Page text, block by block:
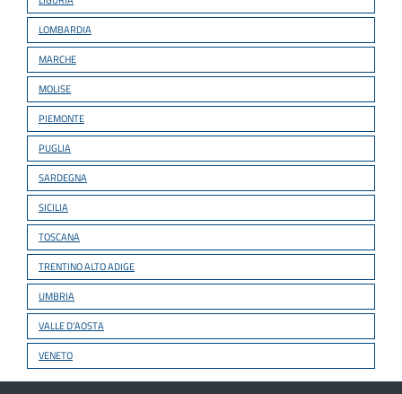
LOMBARDIA
MARCHE
MOLISE
PIEMONTE
PUGLIA
SARDEGNA
SICILIA
TOSCANA
TRENTINO ALTO ADIGE
UMBRIA
VALLE D'AOSTA
VENETO